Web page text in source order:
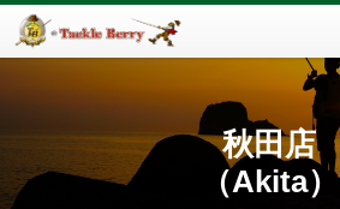
秋田店
（Akita）